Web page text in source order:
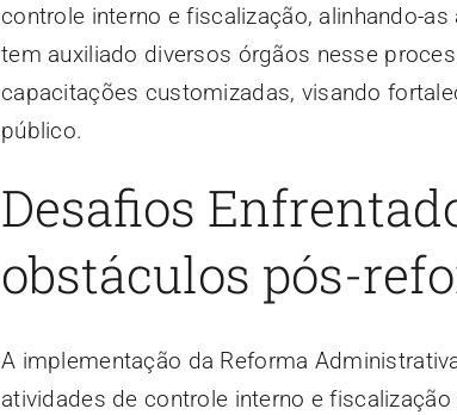
controle interno e fiscalização, alinhando-
tem auxiliado diversos órgãos nesse
capacitações customizadas, visando
público.
Desafios
obstáculos pós-
A implementação da Reforma
atividades de controle interno e